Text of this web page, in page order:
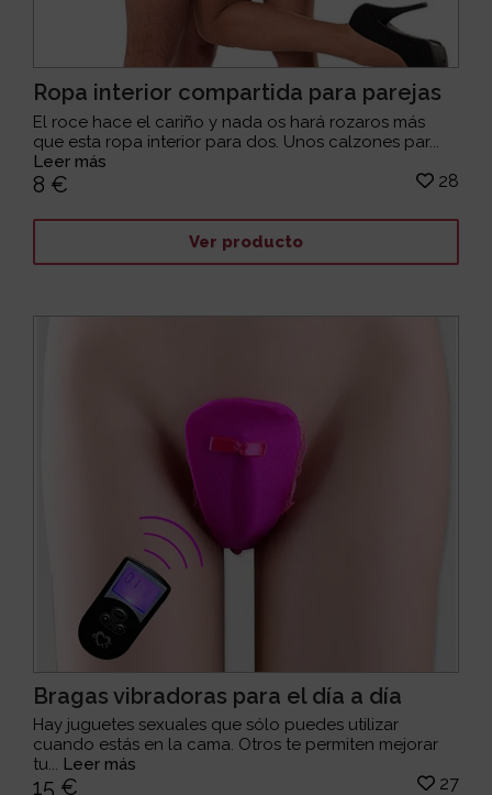
Ropa interior compartida para parejas
El roce hace el cariño y nada os hará rozaros más
que esta ropa interior para dos. Unos calzones par...
Leer más
8 € 28
Ver producto
Bragas vibradoras para el día a día
Hay juguetes sexuales que sólo puedes utilizar
cuando estás en la cama. Otros te permiten mejorar
tu... Leer más
15 € 27